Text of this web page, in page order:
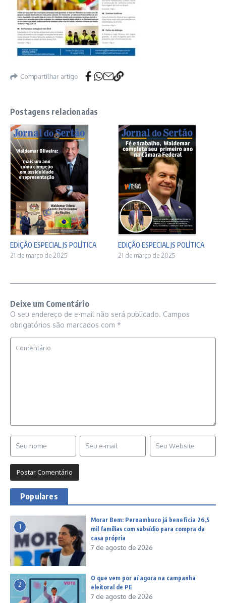
Compartilhar artigo
Postagens relacionadas
EDIÇÃO ESPECIAL JS POLÍTICA
21 de março de 2025
EDIÇÃO ESPECIAL JS POLÍTICA
21 de março de 2025
Deixe um Comentário
O seu endereço de e-mail não será publicado. Campos
obrigatórios são marcados com *
Populares
1
Morar Bem: Pernambuco já beneficia 26,5
mil famílias com subsídio para compra da
casa própria
7 de agosto de 2026
2
O que vem por aí agora na campanha
eleitoral de PE
7 de agosto de 2026